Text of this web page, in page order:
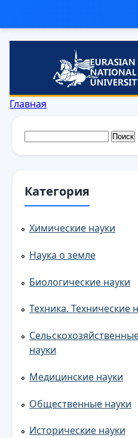
Перейти к основному
Вы здесь
Главная
Форма поиска
Поиск
Категория
Химические науки
Наука о земле
Биологические науки
Техника. Технические
науки
Медицинские науки
Общественные науки
Исторические науки